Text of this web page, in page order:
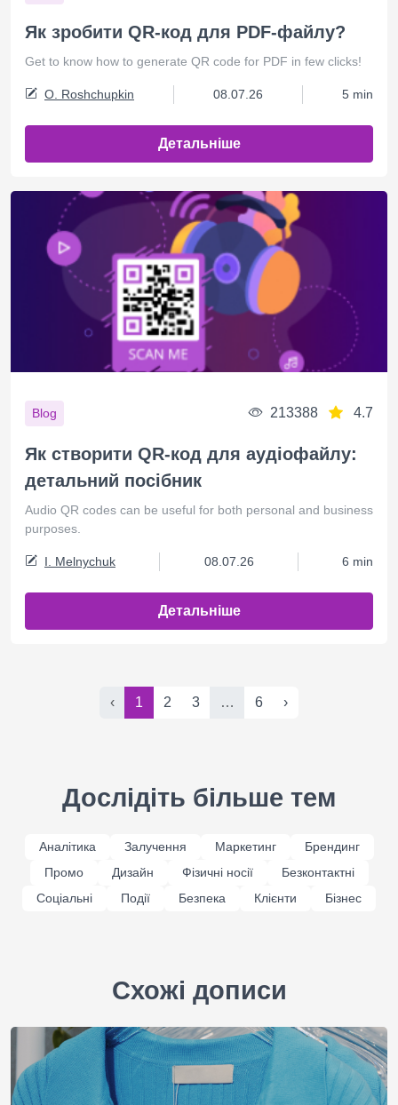
Як зробити QR-код для PDF-файлу?
Get to know how to generate QR code for PDF in few clicks!
O. Roshchupkin 08.07.26 5 min
Детальніше
Blog 213388 4.7
Як створити QR-код для аудіофайлу:
детальний посібник
Audio QR codes can be useful for both personal and business
purposes.
I. Melnychuk 08.07.26 6 min
Детальніше
‹ 1 2 3 … 6 ›
Дослідіть більше тем
Аналітика Залучення Маркетинг
Брендинг
Промо
Дизайн Фізичні носії
Безконтактні
Соціальні
Події Безпека Клієнти Бізнес
Схожі дописи